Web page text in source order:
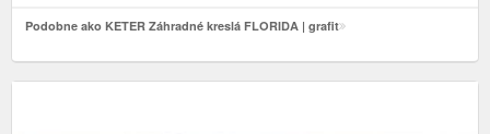
Podobne ako KETER Záhradné kreslá FLORIDA | grafit